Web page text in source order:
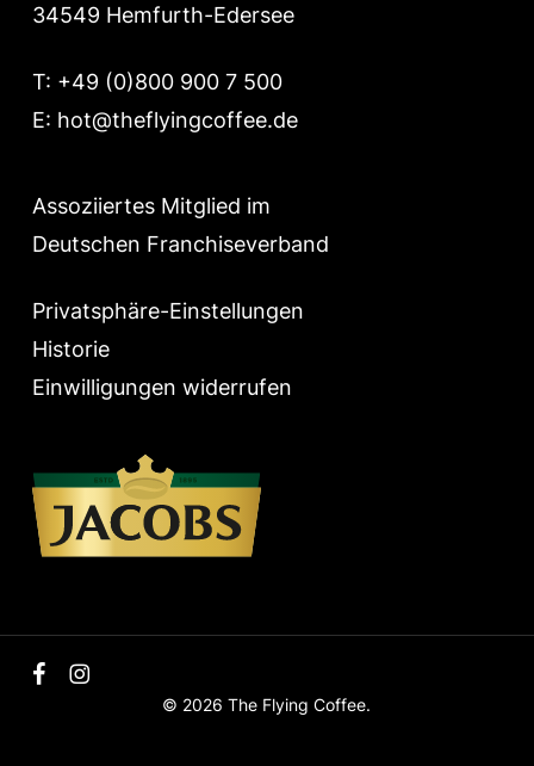
34549 Hemfurth-Edersee
T: +49 (0)800 900 7 500
E: hot@theflyingcoffee.de
Assoziiertes Mitglied im
Deutschen Franchiseverband
Privatsphäre-Einstellungen
Historie
Einwilligungen widerrufen
© 2026 The Flying Coffee.
facebookinstagram